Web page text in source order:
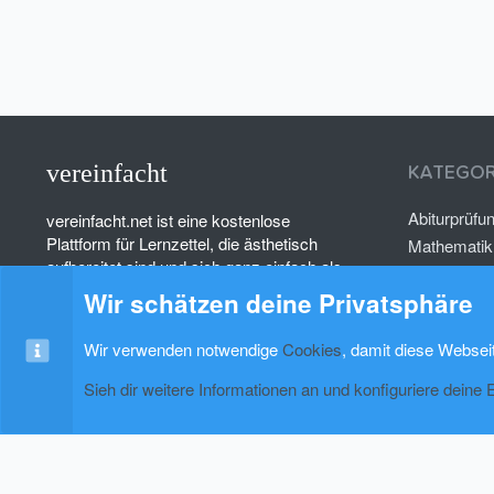
vereinfacht
vereinfacht.net ist eine kostenlose
Plattform für Lernzettel, die ästhetisch
aufbereitet sind und sich ganz einfach als
PDF herunterladen lassen.
Mathematik
Deutsch
Psychologie
Cookies xenAwsome-GradientHeader Kontakt
Wir schätzen deine Privatsphäre
Wir verwenden notwendigeCookies, damit diese
Sieh dir weitere Informationen an und konfiguriere deine